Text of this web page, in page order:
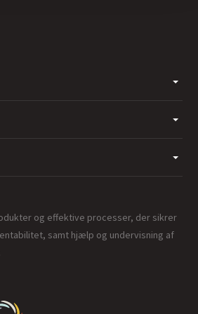
og effektive processer, der sikrer
samt hjælp og undervisning af